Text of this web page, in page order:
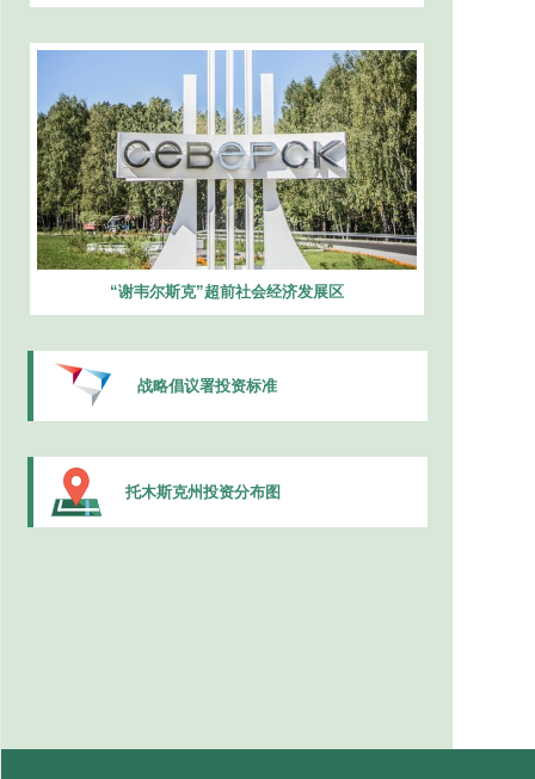
“谢韦尔斯克”超前社会经济发展区
战略倡议署投资标准
托木斯克州投资分布图